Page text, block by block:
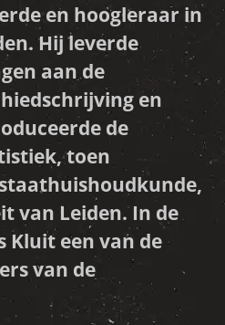
en hoogleraar in
Hij leverde
aan de
en
de
toen
van Leiden. In de
een van de
van de